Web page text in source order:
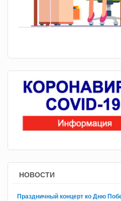
НОВОСТИ
Праздничный концерт ко Дню